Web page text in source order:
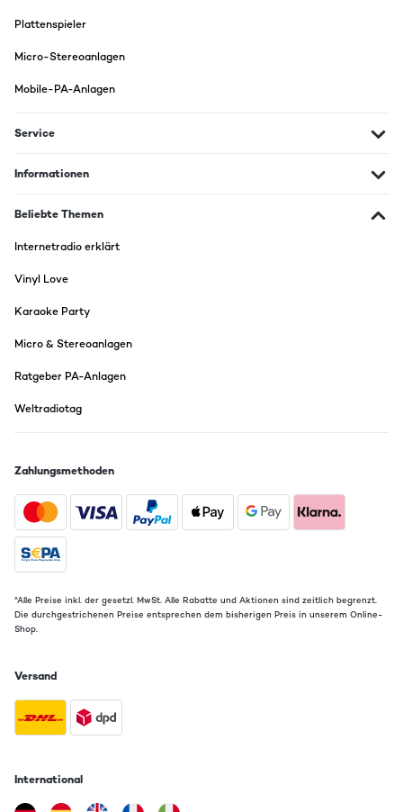
Plattenspieler
Micro-Stereoanlagen
Mobile-PA-Anlagen
Service
Informationen
Beliebte Themen
Internetradio erklärt
Vinyl Love
Karaoke Party
Micro & Stereoanlagen
Ratgeber PA-Anlagen
Weltradiotag
Zahlungsmethoden
*Alle Preise inkl. der gesetzl. MwSt. Alle Rabatte und Aktionen sind zeitlich begrenzt.
Die durchgestrichenen Preise entsprechen dem bisherigen Preis in unserem Online-
Shop.
Versand
International